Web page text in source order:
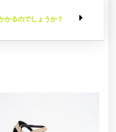
かるのでしょうか？